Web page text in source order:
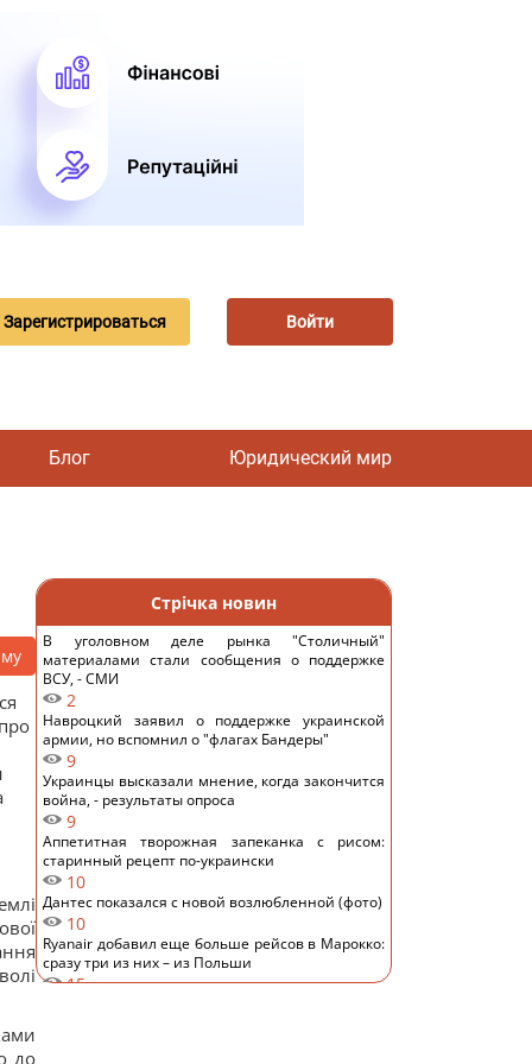
Зарегистрироваться Войти
Блог Юридический мир
до
Стрічка новин
В уголовном деле рынка "Столичный"
материалами стали сообщения о поддержке
ВСУ, - СМИ
2
Навроцкий заявил о поддержке украинской
армии, но вспомнил о "флагах Бандеры"
9
Украинцы высказали мнение, когда закончится
война, - результаты опроса
9
Аппетитная творожная запеканка с рисом:
старинный рецепт по-украински
10
Дантес показался с новой возлюбленной (фото)
10
Ryanair добавил еще больше рейсов в Марокко:
сразу три из них – из Польши
15